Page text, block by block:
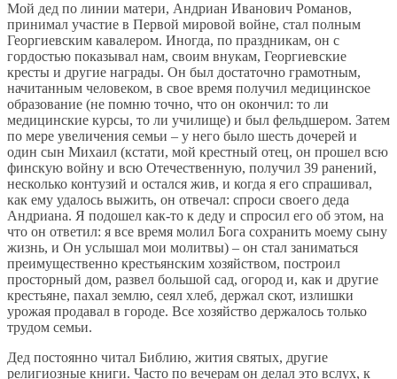
Мой дед по линии матери, Андриан Иванович Романов,
принимал участие в Первой мировой войне, стал полным
Георгиевским кавалером. Иногда, по праздникам, он с
гордостью показывал нам, своим внукам, Георгиевские
кресты и другие награды. Он был достаточно грамотным,
начитанным человеком, в свое время получил медицинское
образование (не помню точно, что он окончил: то ли
медицинские курсы, то ли училище) и был фельдшером. Затем
по мере увеличения семьи – у него было шесть дочерей и
один сын Михаил (кстати, мой крестный отец, он прошел всю
финскую войну и всю Отечественную, получил 39 ранений,
несколько контузий и остался жив, и когда я его спрашивал,
как ему удалось выжить, он отвечал: спроси своего деда
Андриана. Я подошел как-то к деду и спросил его об этом, на
что он ответил: я все время молил Бога сохранить моему сыну
жизнь, и Он услышал мои молитвы) – он стал заниматься
преимущественно крестьянским хозяйством, построил
просторный дом, развел большой сад, огород и, как и другие
крестьяне, пахал землю, сеял хлеб, держал скот, излишки
урожая продавал в городе. Все хозяйство держалось только
трудом семьи.
Дед постоянно читал Библию, жития святых, другие
религиозные книги. Часто по вечерам он делал это вслух, к